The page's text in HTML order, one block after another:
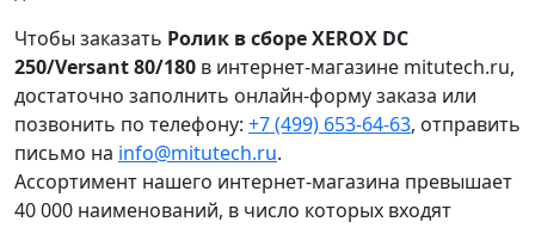
Чтобы заказать Ролик в сборе XEROX DC
250/Versant 80/180 в интернет-магазине mitutech.ru,
достаточно заполнить онлайн-форму заказа или
позвонить по телефону: +7 (499) 653-64-63, отправить
письмо на info@mitutech.ru.
Ассортимент нашего интернет-магазина превышает
40 000 наименований, в число которых входят